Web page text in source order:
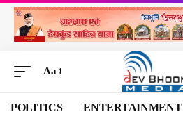
Aa
POLITICS ENTERTAINMENT